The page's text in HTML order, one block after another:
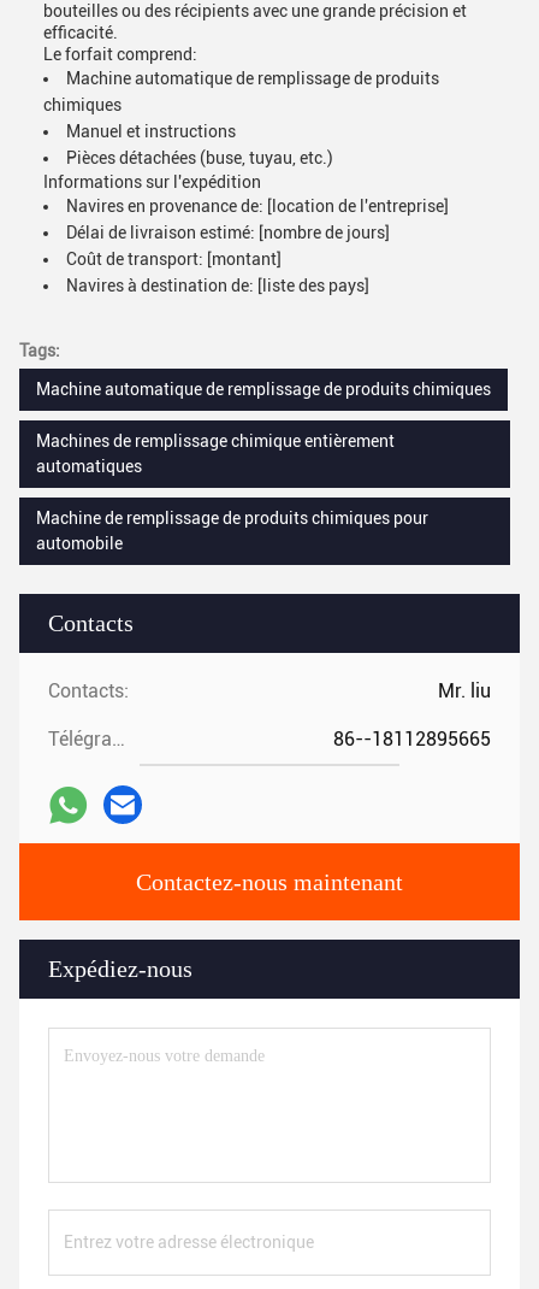
Contacts
Contacts: Mr. liu
Télégramme: 86--18112895665
Contactez-nous maintenant
Expédiez-nous
bouteilles ou des récipients avec une grande précision et
efficacité.
Le forfait comprend:
Machine automatique de remplissage de produits
chimiques
Manuel et instructions
Pièces détachées (buse, tuyau, etc.)
Informations sur l'expédition
Navires en provenance de: [location de l'entreprise]
Délai de livraison estimé: [nombre de jours]
Coût de transport: [montant]
Navires à destination de: [liste des pays]
Tags:
Machine automatique de remplissage de produits chimiques
Machines de remplissage chimique entièrement
automatiques
Machine de remplissage de produits chimiques pour
automobile